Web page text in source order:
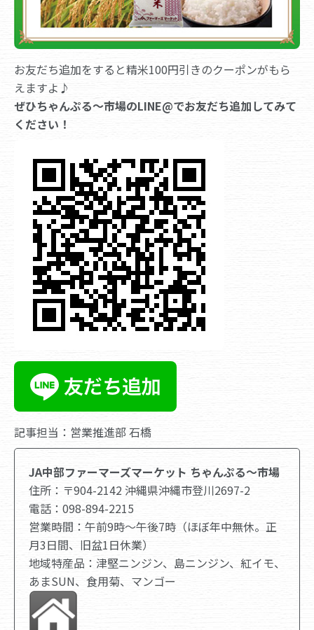
お友だち追加をすると精米100円引きのクーポンがもら
えますよ♪
ぜひちゃんぷる～市場のLINE@でお友だち追加してみて
ください！
記事担当：営業推進部 石橋
JA中部ファーマーズマーケット ちゃんぷる～市場
住所：〒904-2142 沖縄県沖縄市登川2697-2
電話：098-894-2215
営業時間：午前9時～午後7時（ほぼ年中無休。正
月3日間、旧盆1日休業）
地域特産品：津堅ニンジン、島ニンジン、紅イモ、
あまSUN、食用菊、マンゴー